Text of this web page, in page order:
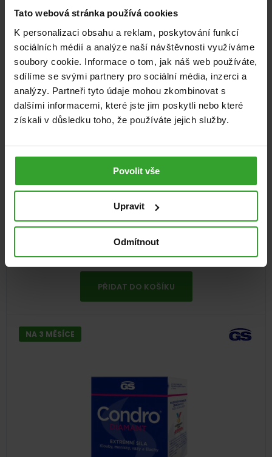
Tato webová stránka používá cookies
K personalizaci obsahu a reklam, poskytování funkcí
sociálních médií a analýze naší návštěvnosti využíváme
soubory cookie. Informace o tom, jak náš web používáte,
sdílíme se svými partnery pro sociální média, inzerci a
analýzy. Partneři tyto údaje mohou zkombinovat s
dalšími informacemi, které jste jim poskytli nebo které
získali v důsledku toho, že používáte jejich služby.
Povolit vše
Upravit
Odmítnout
GS Condro® DIAMANT, 120 tablet
94%
Klouby
572Kč
PŘIDAT DO KOŠÍKU
NA 3 MĚSÍCE